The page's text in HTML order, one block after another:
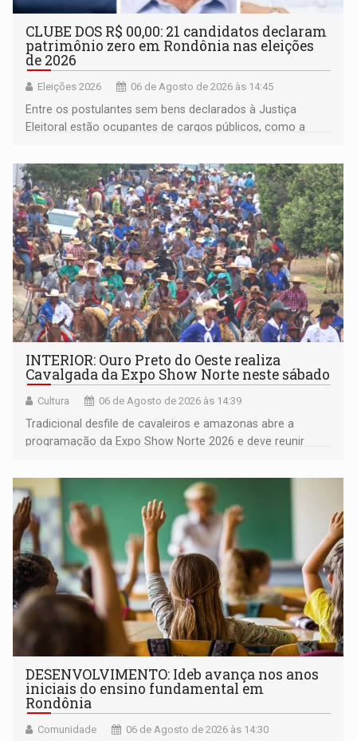
CLUBE DOS R$ 00,00: 21 candidatos declaram
patrimônio zero em Rondônia nas eleições
de 2026
Eleições 2026 06 de Agosto de 2026 às 14:45
Entre os postulantes sem bens declarados à Justiça
Eleitoral estão ocupantes de cargos públicos, como a
Pedro Geovar (PP) e a vice-prefeita Magna dos Anjos
(NOVO)
INTERIOR: Ouro Preto do Oeste realiza
Cavalgada da Expo Show Norte neste sábado
Cultura 06 de Agosto de 2026 às 14:39
Tradicional desfile de cavaleiros e amazonas abre a
programação da Expo Show Norte 2026 e deve reunir
DESENVOLVIMENTO: Ideb avança nos anos
iniciais do ensino fundamental em
Rondônia
Comunidade 06 de Agosto de 2026 às 14:30